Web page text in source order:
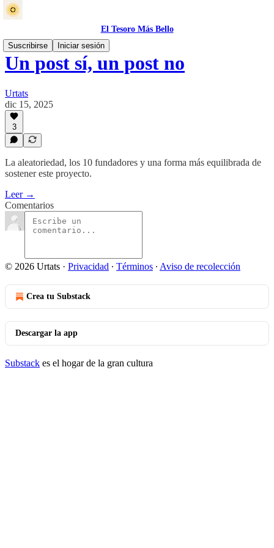
El Tesoro Más Bello
Suscribirse
Iniciar sesión
Un post sí, un post no
Urtats
dic 15, 2025
3
La aleatoriedad, los 10 fundadores y una forma más equilibrada de
sostener este proyecto.
Leer →
Comentarios
© 2026 Urtats · Privacidad ∙ Términos ∙ Aviso de recolección
Crea tu Substack
Descargar la app
Substack es el hogar de la gran cultura